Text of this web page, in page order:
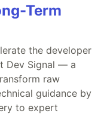
Term
the developer
Dev Signal — a
raw
guidance by
to expert